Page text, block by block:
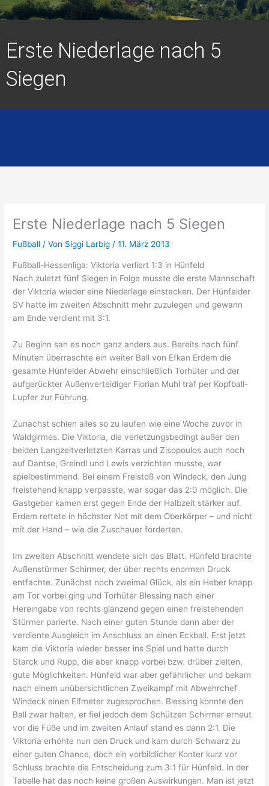
Erste Niederlage nach 5
Siegen
Erste Niederlage nach 5 Siegen
Fußball / Von Siggi Larbig/11. März 2013
Fußball-Hessenliga: Viktoria verliert 1:3 in Hünfeld
Nach zuletzt fünf Siegen in Folge musste die erste Mannschaft
der Viktoria wieder eine Niederlage einstecken. Der Hünfelder
SV hatte im zweiten Abschnitt mehr zuzulegen und gewann
am Ende verdient mit 3:1.
Zu Beginn sah es noch ganz anders aus. Bereits nach fünf
Minuten überraschte ein weiter Ball von Efkan Erdem die
gesamte Hünfelder Abwehr einschließlich Torhüter und der
aufgerückter Außenverteidiger Florian Muhl traf per Kopfball-
Lupfer zur Führung.
Zunächst schien alles so zu laufen wie eine Woche zuvor in
Waldgirmes. Die Viktoria, die verletzungsbedingt außer den
beiden Langzeitverletzten Karras und Zisopoulos auch noch
auf Dantse, Greindl und Lewis verzichten musste, war
spielbestimmend. Bei einem Freistoß von Windeck, den Jung
freistehend knapp verpasste, war sogar das 2:0 möglich. Die
Gastgeber kamen erst gegen Ende der Halbzeit stärker auf.
Erdem rettete in höchster Not mit dem Oberkörper – und nicht
mit der Hand – wie die Zuschauer forderten.
Im zweiten Abschnitt wendete sich das Blatt. Hünfeld brachte
Außenstürmer Schirmer, der über rechts enormen Druck
entfachte. Zunächst noch zweimal Glück, als ein Heber knapp
am Tor vorbei ging und Torhüter Blessing nach einer
Hereingabe von rechts glänzend gegen einen freistehenden
Stürmer parierte. Nach einer guten Stunde dann aber der
verdiente Ausgleich im Anschluss an einen Eckball. Erst jetzt
kam die Viktoria wieder besser ins Spiel und hatte durch
Starck und Rupp, die aber knapp vorbei bzw. drüber zielten,
gute Möglichkeiten. Hünfeld war aber gefährlicher und bekam
nach einem unübersichtlichen Zweikampf mit Abwehrchef
Windeck einen Elfmeter zugesprochen. Blessing konnte den
Ball zwar halten, er fiel jedoch dem Schützen Schirmer erneut
vor die Füße und im zweiten Anlauf stand es dann 2:1. Die
Viktoria erhöhte nun den Druck und kam durch Schwarz zu
einer guten Chance, doch ein vorbildlicher Konter kurz vor
Schluss brachte die Entscheidung zum 3:1 für Hünfeld. In der
Tabelle hat das noch keine großen Auswirkungen. Man ist jetzt